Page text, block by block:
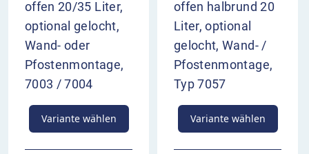
offen 20/35 Liter,
optional gelocht,
Wand- oder
Pfostenmontage,
7003 / 7004
Variante wählen
offen halbrund 20
Liter, optional
gelocht, Wand- /
Pfostenmontage,
Typ 7057
Variante wählen